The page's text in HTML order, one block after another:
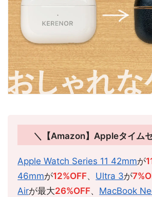
＼【Amazon】Appleタイム
Apple Watch Series 11 42mmが
46mmが12%OFF、 Ultra 3が
Airが最大26%OFF、 MacBook